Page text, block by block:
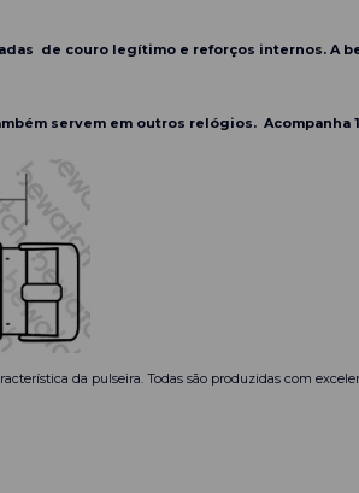
de couro legítimo e reforços internos. A
servem em outros relógios. Acompanha
da pulseira. Todas são produzidas com